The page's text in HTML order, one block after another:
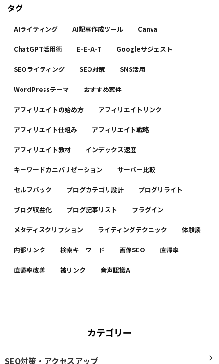
タグ
AIライティング AI記事作成ツール Canva
ChatGPT活用術 E-E-A-T Googleサジェスト
SEOライティング SEO対策 SNS活用
WordPressテーマ おすすめ案件
アフィリエイトの始め方 アフィリエイトリンク
アフィリエイト仕組み アフィリエイト戦略
アフィリエイト教材 インデックス速度
キーワードカニバリゼーション サーバー比較
セルフバック ブログカテゴリ設計 ブログリライト
ブログ収益化 ブログ記事リスト プラグイン
メタディスクリプション ライティングテクニック 体験談
内部リンク 検索キーワード 画像SEO 直帰率
直帰率改善 被リンク 音声認識AI
カテゴリー
SEO対策・アクセスアップ